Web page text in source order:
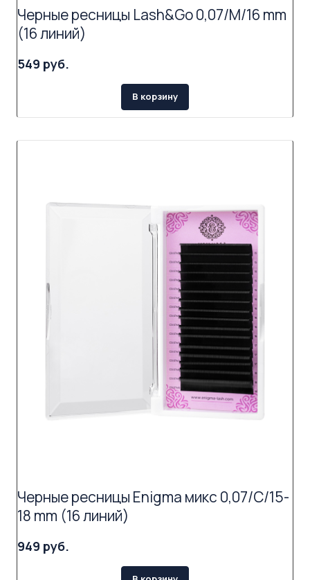
Черные ресницы Lash&Go 0,07/M/16 mm
(16 линий)
549 руб.
В корзину
Черные ресницы Enigma микс 0,07/C/15-
18 mm (16 линий)
949 руб.